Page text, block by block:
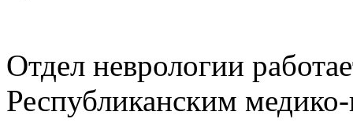
Отдел неврологии
Республиканским